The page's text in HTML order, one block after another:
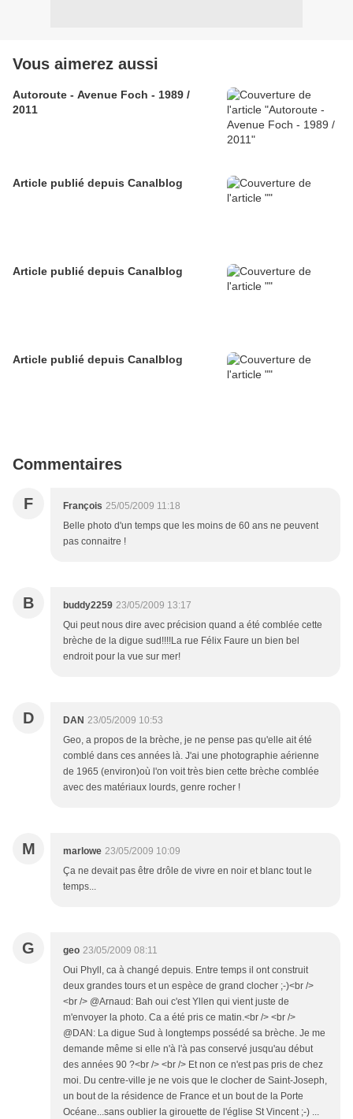
Vous aimerez aussi
Autoroute - Avenue Foch - 1989 /
2011
Article publié depuis Canalblog
Article publié depuis Canalblog
Article publié depuis Canalblog
Commentaires
F François 25/05/2009 11:18
Belle photo d'un temps que les moins de 60 ans ne peuvent
pas connaitre !
B buddy2259 23/05/2009 13:17
Qui peut nous dire avec précision quand a été comblée cette
brèche de la digue sud!!!!La rue Félix Faure un bien bel
endroit pour la vue sur mer!
D DAN 23/05/2009 10:53
Geo, a propos de la brèche, je ne pense pas qu'elle ait été
comblé dans ces années là. J'ai une photographie aérienne
de 1965 (environ)où l'on voit très bien cette brèche comblée
avec des matériaux lourds, genre rocher !
M marlowe 23/05/2009 10:09
Ça ne devait pas être drôle de vivre en noir et blanc tout le
temps...
G geo 23/05/2009 08:11
Oui Phyll, ca à changé depuis. Entre temps il ont construit
deux grandes tours et un espèce de grand clocher ;-)<br />
<br /> @Arnaud: Bah oui c'est Yllen qui vient juste de
m'envoyer la photo. Ca a été pris ce matin.<br /> <br />
@DAN: La digue Sud à longtemps possédé sa brèche. Je me
demande même si elle n'à l'à pas conservé jusqu'au début
des années 90 ?<br /> <br /> Et non ce n'est pas pris de chez
moi. Du centre-ville je ne vois que le clocher de Saint-Joseph,
un bout de la résidence de France et un bout de la Porte
Océane...sans oublier la girouette de l'église St Vincent ;-) ...